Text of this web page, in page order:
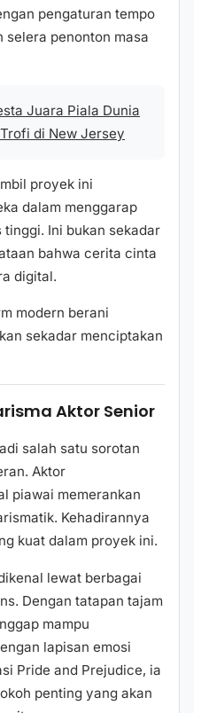
pengaturan tempo
selera penonton masa
Juara Piala Dunia
di New Jersey
proyek ini
dalam menggarap
Ini bukan sekadar
bahwa cerita cinta
digital.
modern berani
sekadar menciptakan
Aktor Senior
salah satu sorotan
Aktor
piawai memerankan
Kehadirannya
kuat dalam proyek ini.
lewat berbagai
Dengan tatapan tajam
mampu
lapisan emosi
Pride and Prejudice, ia
penting yang akan